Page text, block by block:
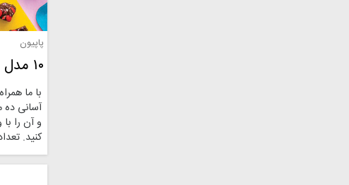
پاپیون
۱۰ مدل شکلات دست ساز ( فاج ) رنگارنگ
با ما
آسانی
و آن را
کنید. تعداد شکلات 32